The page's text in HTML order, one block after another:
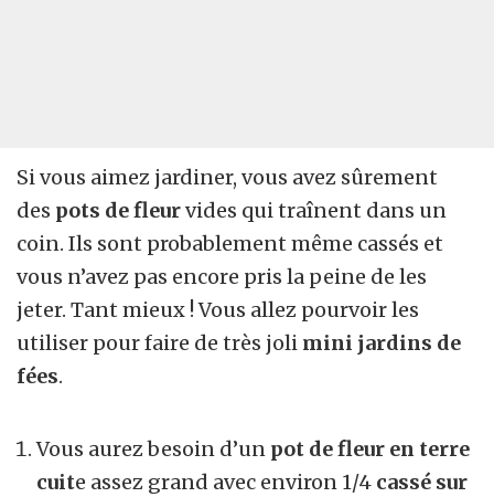
Si vous aimez jardiner, vous avez sûrement
des pots de fleurvides qui traînent dans un
coin. Ils sont probablement même cassés et
vous n’avez pas encore pris la peine de les
jeter. Tant mieux ! Vous allez pourvoir les
utiliser pour faire de très joli mini jardins de
fées.
Vous aurez besoin d’un pot de fleur en terre
cuite assez grand avec environ 1/4 cassé sur